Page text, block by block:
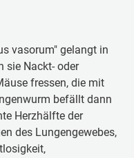
vasorum" gelangt in
sie Nackt- oder
fressen, die mit
befällt dann
Herzhälfte der
des Lungengewebes,